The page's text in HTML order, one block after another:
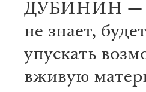
ДУБИНИН —
не знает,
упускать
вживую